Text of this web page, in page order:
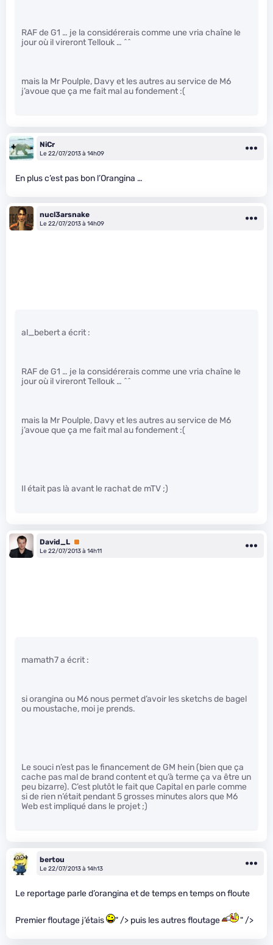
RAF de G1 … je la considérerais comme une vria chaîne le
jour où il vireront Tellouk … ^^
mais la Mr Poulple, Davy et les autres au service de M6
j’avoue que ça me fait mal au fondement :(
NiCr
Le 22/07/2013 à 14h09
En plus c’est pas bon l’Orangina …
nucl3arsnake
Le 22/07/2013 à 14h09
al_bebert a écrit :
RAF de G1 … je la considérerais comme une vria chaîne le
jour où il vireront Tellouk … ^^
mais la Mr Poulple, Davy et les autres au service de M6
j’avoue que ça me fait mal au fondement :(
Il était pas là avant le rachat de mTV ;)
David_L Premium
Le 22/07/2013 à 14h11
mamath7 a écrit :
si orangina ou M6 nous permet d’avoir les sketchs de bagel
ou moustache, moi je prends.
Le souci n’est pas le financement de GM hein (bien que ça
cache pas mal de brand content et qu’à terme ça va être un
peu bizarre). C’est plutôt le fait que Capital en parle comme
si de rien n’était pendant 5 grosses minutes alors que M6
Web est impliqué dans le projet ;)
bertou
Le 22/07/2013 à 14h13
Le reportage parle d’orangina et de temps en temps on floute
Premier floutage j’étais " /> puis les autres floutage " />